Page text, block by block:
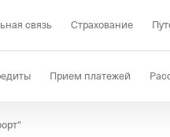
связь Страхование
Прием платежей
КЭДО